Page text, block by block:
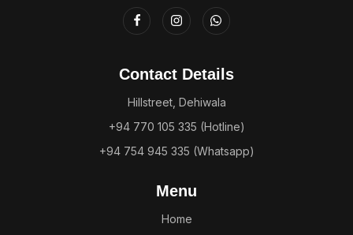
Contact Details
Hillstreet, Dehiwala
+94 770 105 335 (Hotline)
+94 754 945 335 (Whatsapp)
Menu
Home